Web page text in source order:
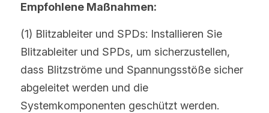
Empfohlene Maßnahmen:
(1) Blitzableiter und SPDs: Installieren Sie
Blitzableiter und SPDs, um sicherzustellen,
dass Blitzströme und Spannungsstöße sicher
abgeleitet werden und die
Systemkomponenten geschützt werden.